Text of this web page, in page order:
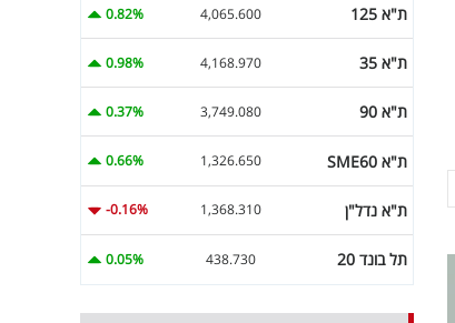
ת"א 125 4,065.600
0.82%
ת"א 35 4,168.970
0.98%
ת"א 90 3,749.080
0.37%
ת"א SME60 1,326.650
0.66%
ת"א נדל"ן 1,368.310
-0.16%
תל בונד 20 438.730
0.05%